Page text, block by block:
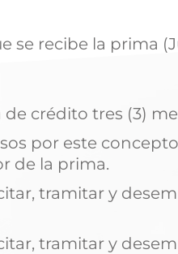
se recibe la prima
crédito tres (3)
por este
de la prima.
tramitar y
tramitar y